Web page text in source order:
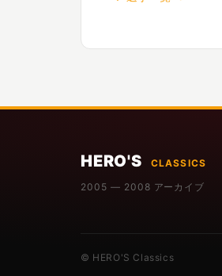
HERO'S
CLASSICS
2005 — 2008 アーカイブ
© HERO'S Classics